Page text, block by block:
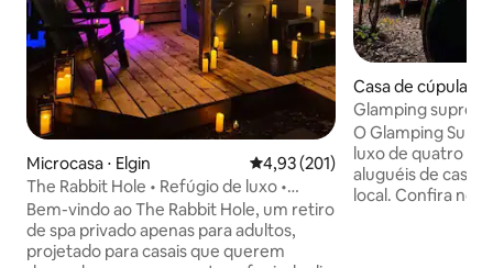
Microcasa ⋅ Elgin 4,93 de uma avaliação média de
4,93 (201)
The Rabbit Hole • Refúgio de luxo •
Banheira de hidromassagem • Sauna
Bem-vindo ao The Rabbit Hole, um retiro
de spa privado apenas para adultos,
projetado para casais que querem
Casa de cúpula ⋅
Glamping
O Glamping
luxo de quatro
aluguéis de casas
local. Confira